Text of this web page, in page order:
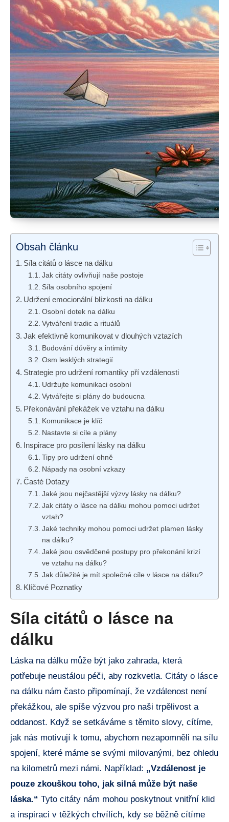
Obsah článku
Síla citátů o lásce na dálku
Jak citáty ovlivňují naše postoje
Síla osobního spojení
Udržení emocionální blízkosti na dálku
Osobní dotek na dálku
Vytváření tradic a rituálů
Jak efektivně komunikovat v dlouhých vztazích
Budování důvěry a intimity
Osm lesklých strategií
Strategie pro udržení romantiky pří vzdálenosti
Udržujte komunikaci osobní
Vytvářejte si plány do budoucna
Překonávání překážek ve vztahu na dálku
Komunikace je klíč
Nastavte si cíle a plány
Inspirace pro posílení lásky na dálku
Tipy pro udržení ohně
Nápady na osobní vzkazy
Časté Dotazy
Jaké jsou nejčastější výzvy lásky na dálku?
Jak citáty o lásce na dálku mohou pomoci udržet
vztah?
Jaké techniky mohou pomoci udržet plamen lásky
na dálku?
Jaké jsou osvědčené postupy pro překonání krizí
ve vztahu na dálku?
Jak důležité je mít společné cíle v lásce na dálku?
Klíčové Poznatky
Síla citátů o lásce na
dálku
Láska na dálku může být jako zahrada, která
potřebuje neustálou péči, aby rozkvetla. Citáty o lásce
na dálku nám často připomínají, že vzdálenost není
překážkou, ale spíše výzvou pro naši trpělivost a
oddanost. Když se setkáváme s těmito slovy, cítíme,
jak nás motivují k tomu, abychom nezapomněli na sílu
spojení, které máme se svými milovanými, bez ohledu
na kilometrů mezi námi. Například: „Vzdálenost je
pouze zkouškou toho, jak silná může být naše
láska.“ Tyto citáty nám mohou poskytnout vnitřní klid
a inspiraci v těžkých chvílích, kdy se běžně cítíme